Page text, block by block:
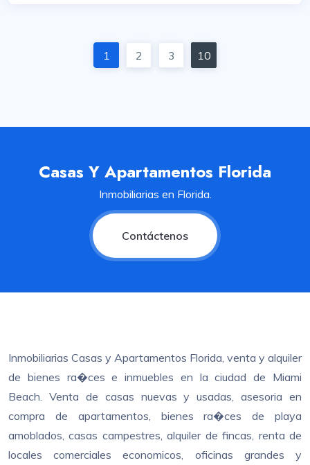
1 2 3 10
Casas Y Apartamentos Florida
Inmobiliarias en Florida.
Contáctenos
Inmobiliarias Casas y Apartamentos Florida, venta y alquiler
de bienes ra�ces e inmuebles en la ciudad de Miami
Beach. Venta de casas nuevas y usadas, asesoria en
compra de apartamentos, bienes ra�ces de playa
amoblados, casas campestres, alquiler de fincas, renta de
locales comerciales economicos, oficinas grandes y